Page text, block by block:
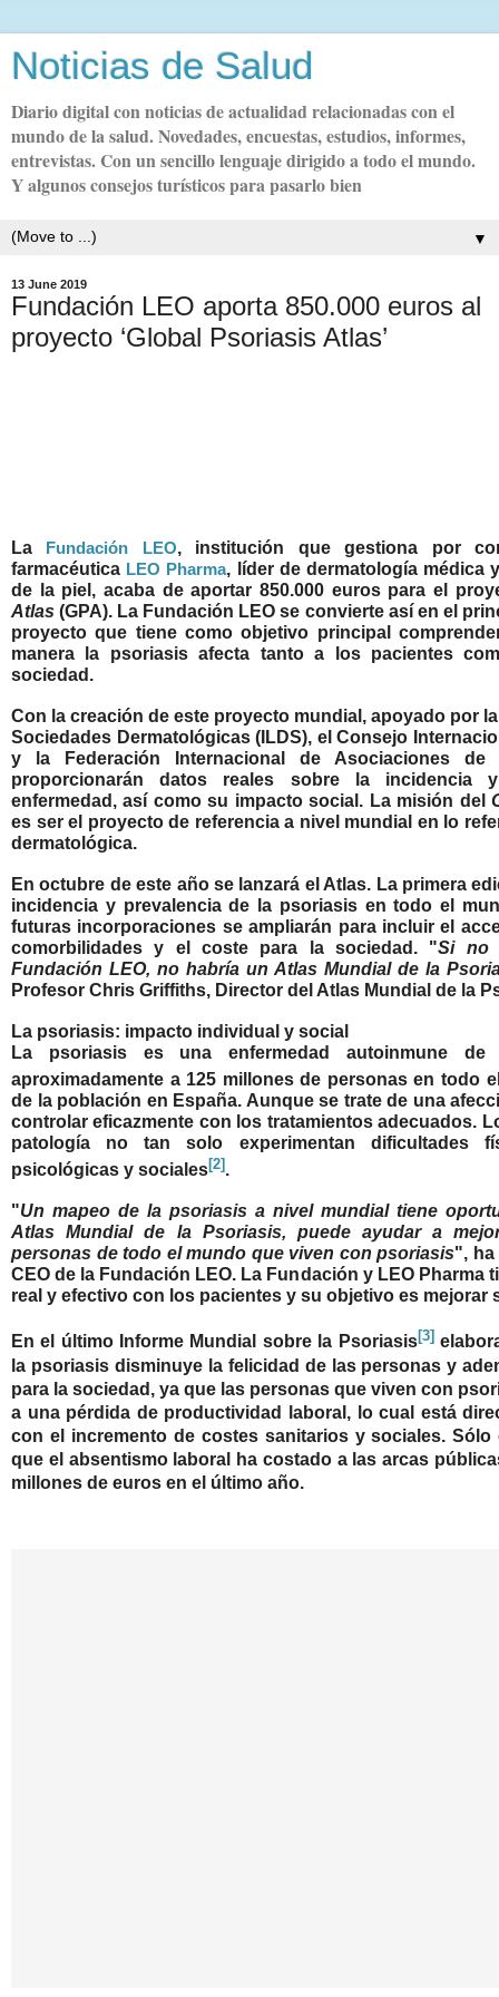
Noticias de Salud
Diario digital con noticias de actualidad relacionadas con el
mundo de la salud. Novedades, encuestas, estudios, informes,
entrevistas. Con un sencillo lenguaje dirigido a todo el mundo.
Y algunos consejos turísticos para pasarlo bien
▼
13 June 2019
Fundación LEO aporta 850.000 euros al
proyecto ‘Global Psoriasis Atlas’
La Fundación LEO, institución que gestiona por
farmacéutica LEO Pharma, líder de dermatología médica
de la piel, acaba deaportar 850.000 euros para el
Atlas(GPA). La Fundación LEO se convierte así en el
proyecto que tiene como objetivo principal
manera la psoriasis afecta tanto a los pacientes
sociedad.
Con la creación de este proyecto mundial, apoyado por
Sociedades Dermatológicas (ILDS), el Consejo
y la Federación Internacional de Asociaciones
proporcionarán datos reales sobre la incidencia
enfermedad, así como su impacto social. La misión del
es ser el proyecto de referencia a nivel mundial en lo
dermatológica.
En octubre de este año se lanzará el Atlas. La primera
incidencia y prevalencia de la psoriasis en todo el
futuras incorporaciones se ampliarán para incluir el
comorbilidades y el coste para la sociedad. "Si no
Fundación LEO, no habría un Atlas Mundial de la
Profesor Chris Griffiths, Director del Atlas Mundial de la
La psoriasis: impacto individual y social
La psoriasis es una enfermedad autoinmune
aproximadamente a 125 millones de personas en todo
de la población en España. Aunque se trate de una
controlar eficazmente con los tratamientos adecuados.
patología no tan solo experimentan dificultades
psicológicas y sociales[2] .
"Un mapeo de la psoriasis a nivel mundial tiene
Atlas Mundial de la Psoriasis, puede ayudar a
personas de todo el mundo que viven con psoriasis", ha
CEO de la Fundación LEO. La Fundación y LEO Pharma
real y efectivo con los pacientes y su objetivo es mejorar
En el último Informe Mundial sobre la Psoriasis[3]
la psoriasis disminuye la felicidad de las personas y
para la sociedad, ya que las personas que viven con
a una pérdida de productividad laboral, lo cual está
con el incremento de costes sanitarios y sociales. Sólo
que el absentismo laboral ha costado a las arcas
millones de euros en el último año.